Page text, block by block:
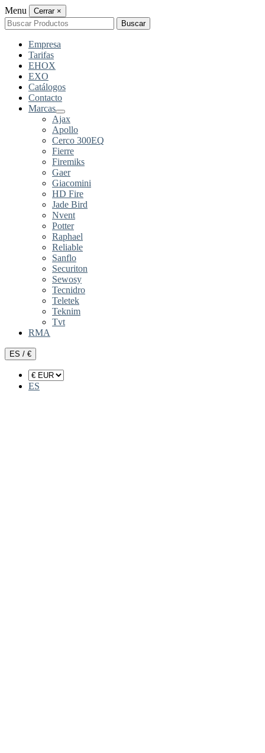
Menu Cerrar ×
Buscar
por:
Buscar
Empresa
Tarifas
EHOX
EXO
Catálogos
Contacto
Marcas
Ajax
Apollo
Cerco 300EQ
Fierre
Firemiks
Gaer
Giacomini
HD Fire
Jade Bird
Nvent
Potter
Raphael
Reliable
Sanflo
Securiton
Sewosy
Tecnidro
Teletek
Teknim
Tvt
RMA
ES / €
ES